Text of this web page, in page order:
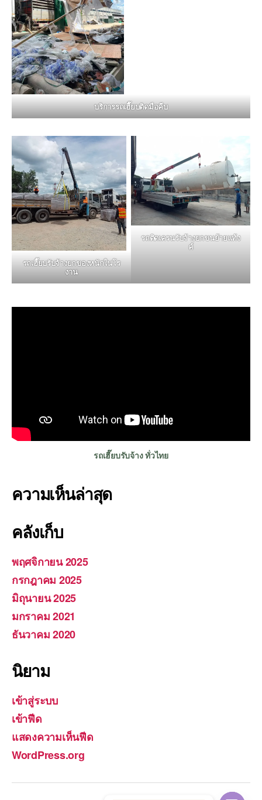
บริการรถเฮี๊ยบติดมือคีบ
รถเฮี๊ยบรับจ้างยกของหนักในโร
งาน
รถติดเครนรับจ้างยกขนย้ายแท้ง
ค์
รถเฮี๊ยบรับจ้าง ทั่วไทย
ความเห็นล่าสุด
คลังเก็บ
พฤศจิกายน 2025
กรกฎาคม 2025
มิถุนายน 2025
มกราคม 2021
ธันวาคม 2020
นิยาม
เข้าสู่ระบบ
เข้าฟีด
แสดงความเห็นฟีด
WordPress.org